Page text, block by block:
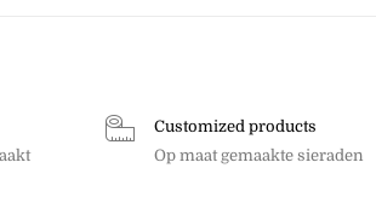
Customized products
Op maat gemaakte sieraden